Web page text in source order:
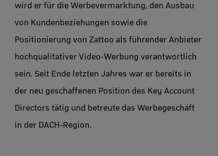
wird er für die Werbevermarktung, den Ausbau
von Kundenbeziehungen sowie die
Positionierung von Zattoo als führender Anbieter
hochqualitativer Video-Werbung verantwortlich
sein. Seit Ende letzten Jahres war er bereits in
der neu geschaffenen Position des Key Account
Directors tätig und betreute das Werbegeschäft
in der DACH-Region.